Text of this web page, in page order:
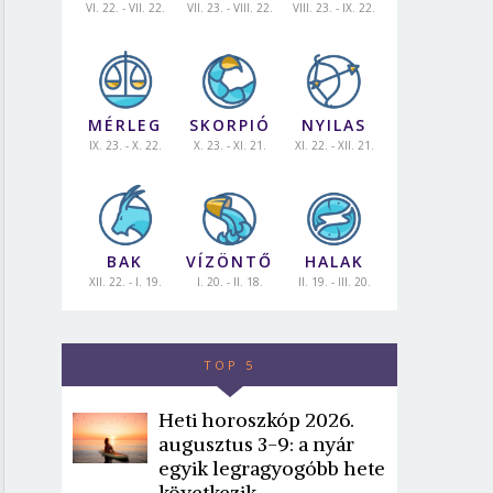
VI. 22. - VII. 22. VII. 23. - VIII. 22. VIII. 23. - IX. 22.
MÉRLEG
IX. 23. - X. 22.
SKORPIÓ
X. 23. - XI. 21.
NYILAS
XI. 22. - XII. 21.
BAK
XII. 22. - I. 19.
VÍZÖNTŐ
I. 20. - II. 18.
HALAK
II. 19. - III. 20.
TOP 5
Heti horoszkóp 2026.
augusztus 3-9: a nyár
egyik legragyogóbb hete